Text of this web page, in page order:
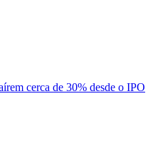
cerca de 30% desde o IPO